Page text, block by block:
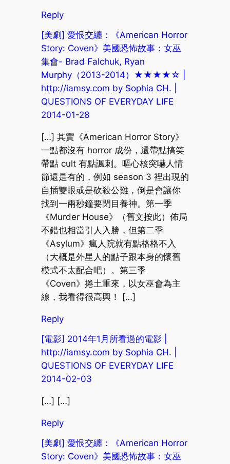
Reply
[美劇] 愛恨交纏：《American Horror
Story: Coven》美國恐怖故事：女巫
集會- Brad Falchuk, Ryan
Murphy（2013-2014）★★★★☆ |
http://iamsy.com by Sophia CH. |
QUESTIONS OF EVERYDAY LIFE
2014-01-28
[…] 其實《American Horror Story》
一點都沒有 horror 成份，還帶點搞笑
帶點 cult 有點諷刺。嘔心核突嚇人情
節還是有的，例如 season 3 裡出現的
自插雙眼或是砍殺公雞，倒是會讓你
找到一兩秒鐘要閉目養神。第一季
《Murder House》（舊文按此）佈局
不錯也相當引人入勝，但第二季
《Asylum》瘋人院就有點格格不入
（大概是外星人的點子跟本身的懷舊
模式不太配合吧）。第三季
《Coven》捲土重來，以女巫會為主
線，我看得很高興！ […]
Reply
[電影] 2014年1月所看過的電影 |
http://iamsy.com by Sophia CH. |
QUESTIONS OF EVERYDAY LIFE
2014-02-03
[…] […]
Reply
[美劇] 愛恨交纏：《American Horror
Story: Coven》美國恐怖故事：女巫